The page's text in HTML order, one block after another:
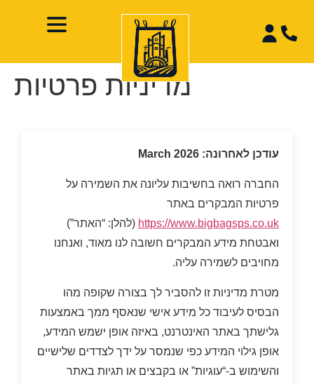
מדיניות פרטיות
עודכן לאחרונה: March 2026
החברה רואה בחשיבות עליונה את השמירה על
פרטיות המבקרים באתר
https://www.bigbagsps.co.uk (להלן: “האתר”)
ואבטחת מידע המבקרים חשובה לנו מאוד, ואנחנו
מחויבים לשמירה עליה.
מטרת מדיניות זו להסביר לך בצורה שקופה מהו
הבסיס לעיבוד כל מידע אישי שנאסף ממך באמצעות
גלישתך באתר האינטרנט, באיזה אופן ישמש המידע,
אופן גילוי המידע כפי שנמסר על ידך לצדדים שלישיים
והשימוש ב-“עוגיות” או בקבצים או תגיות באתר